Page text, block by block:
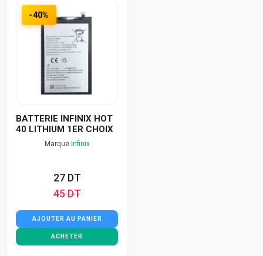
-40%
BATTERIE INFINIX HOT
40 LITHIUM 1ER CHOIX
Marque Infinix
27 DT
45 DT
AJOUTER AU PANIER
ACHETER